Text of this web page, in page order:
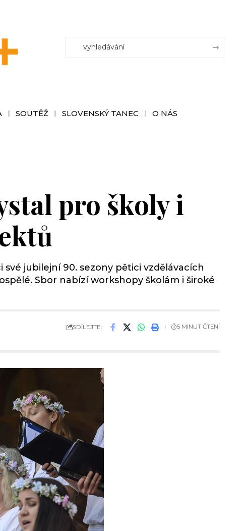
SOUTĚŽ SLOVENSKÝ TANEC O NÁS
pro školy i
jubilejní 90. sezony pětici vzdělávacích
Sbor nabízí workshopy školám i široké
SDÍLEJTE: 5 MINUT ČTENÍ